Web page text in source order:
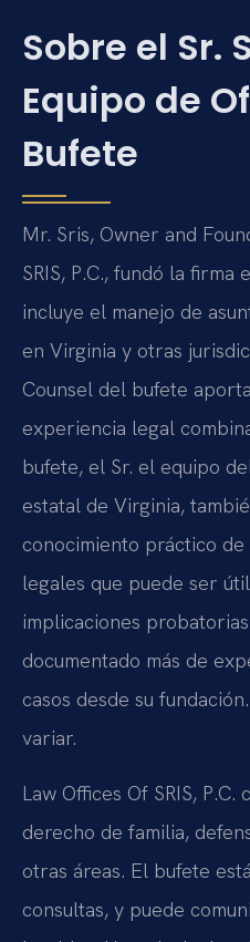
Sobre el Sr.
Equipo de
Bufete
Mr. Sris, Owner and
SRIS, P.C., fundó la
incluye el manejo de
en Virginia y otras
Counsel del bufete
experiencia legal
bufete, el Sr. el equipo
estatal de Virginia,
conocimiento práctico
legales que puede ser
implicaciones
documentado más de
casos desde su
variar.
Law Offices Of SRIS,
derecho de familia,
otras áreas. El bufete
consultas, y puede